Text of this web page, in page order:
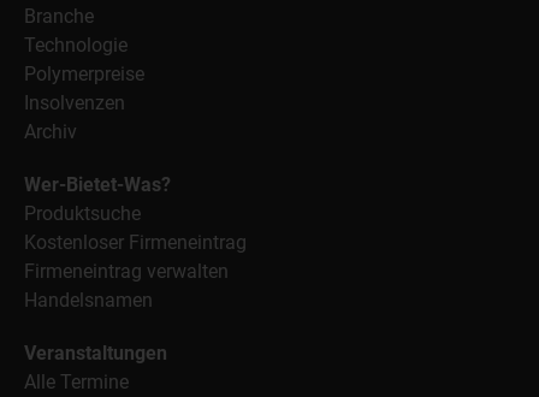
Branche
Technologie
Polymerpreise
Insolvenzen
Archiv
Wer-Bietet-Was?
Produktsuche
Kostenloser Firmeneintrag
Firmeneintrag verwalten
Handelsnamen
Veranstaltungen
Alle Termine